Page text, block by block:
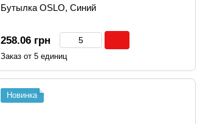
Бутылка OSLO, Синий
258.06 грн
Заказ от 5 единиц
Новинка